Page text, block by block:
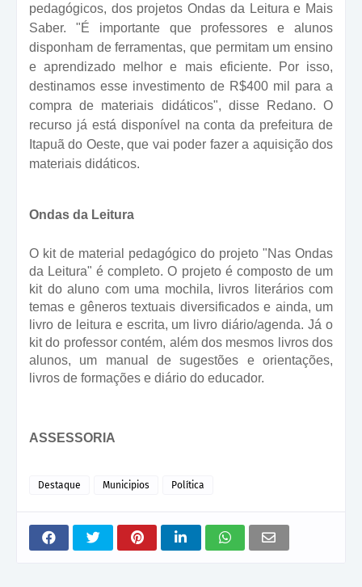
pedagógicos, dos projetos Ondas da Leitura e Mais
Saber. "É importante que professores e alunos
disponham de ferramentas, que permitam um ensino
e aprendizado melhor e mais eficiente. Por isso,
destinamos esse investimento de R$400 mil para a
compra de materiais didáticos", disse Redano. O
recurso já está disponível na conta da prefeitura de
Itapuã do Oeste, que vai poder fazer a aquisição dos
materiais didáticos.
Ondas da Leitura
O kit de material pedagógico do projeto "Nas Ondas
da Leitura" é completo. O projeto é composto de um
kit do aluno com uma mochila, livros literários com
temas e gêneros textuais diversificados e ainda, um
livro de leitura e escrita, um livro diário/agenda. Já o
kit do professor contém, além dos mesmos livros dos
alunos, um manual de sugestões e orientações,
livros de formações e diário do educador.
ASSESSORIA
Destaque Municipios Política